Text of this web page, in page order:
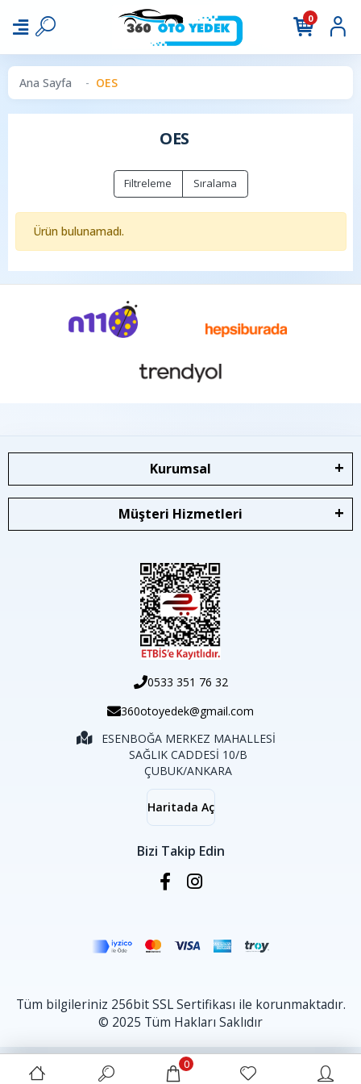
0
Ana Sayfa OES
OES
Filtreleme Sıralama
Ürün bulunamadı.
Kurumsal
Müşteri Hizmetleri
0533 351 76 32
360otoyedek@gmail.com
ESENBOĞA MERKEZ MAHALLESİ
SAĞLIK CADDESİ 10/B
ÇUBUK/ANKARA
Haritada Aç
Bizi Takip Edin
Tüm bilgileriniz 256bit SSL Sertifikası ile korunmaktadır.
© 2025 Tüm Hakları Saklıdır
0